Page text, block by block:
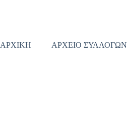
ΑΡΧΙΚΗ ΑΡΧΕΙΟ ΣΥΛΛΟΓΩΝ